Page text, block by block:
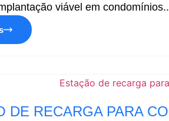
viável em
DE RECARGA PARA